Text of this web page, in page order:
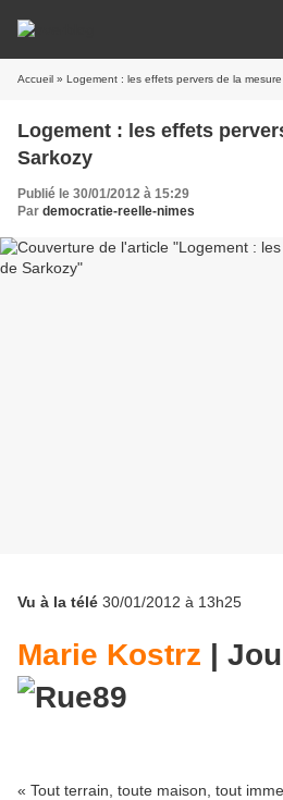
Accueil » Logement : les effets pervers de la
Logement : les effets
Sarkozy
Publié le 30/01/2012 à 15:29
Par democratie-reelle-nimes
Vu à la télé 30/01/2012 à 13h25
Marie Kostrz |
« Tout terrain, toute maison, tout